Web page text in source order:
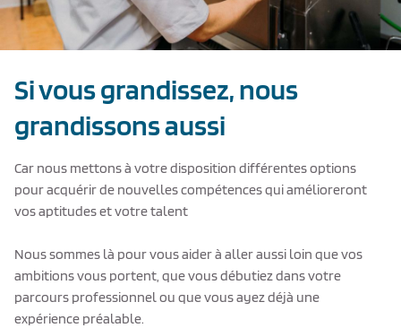
Si vous grandissez, nous
grandissons aussi
Car nous mettons à votre disposition différentes options
pour acquérir de nouvelles compétences qui amélioreront
vos aptitudes et votre talent
Nous sommes là pour vous aider à aller aussi loin que vos
ambitions vous portent, que vous débutiez dans votre
parcours professionnel ou que vous ayez déjà une
expérience préalable.